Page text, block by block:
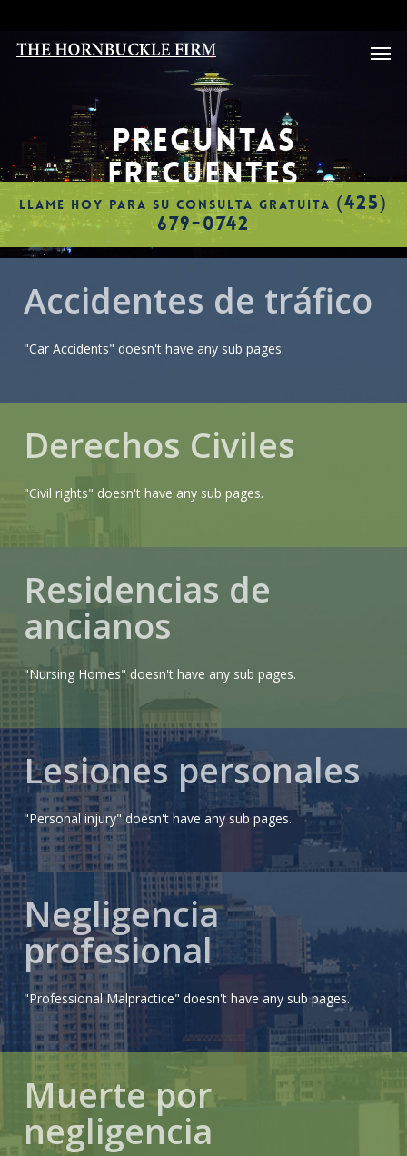
to
main
content
PREGUNTAS
FRECUENTES
LLAME HOY PARA SU CONSULTA GRATUITA (425)
679-0742
Accidentes de tráfico
"Car Accidents" doesn't have any sub pages.
Derechos Civiles
"Civil rights" doesn't have any sub pages.
Residencias de
ancianos
"Nursing Homes" doesn't have any sub pages.
Lesiones personales
"Personal injury" doesn't have any sub pages.
Negligencia
profesional
"Professional Malpractice" doesn't have any sub pages.
Muerte por
negligencia